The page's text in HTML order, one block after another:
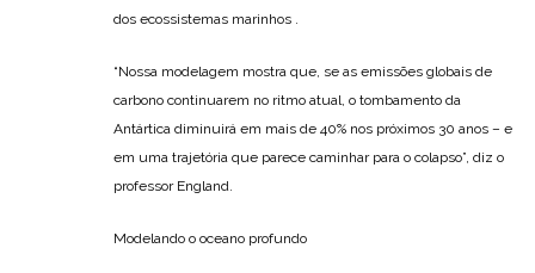
dos ecossistemas marinhos .
“Nossa modelagem mostra que, se as emissões globais de
carbono continuarem no ritmo atual, o tombamento da
Antártica diminuirá em mais de 40% nos próximos 30 anos – e
em uma trajetória que parece caminhar para o colapso”, diz o
professor England.
Modelando o oceano profundo